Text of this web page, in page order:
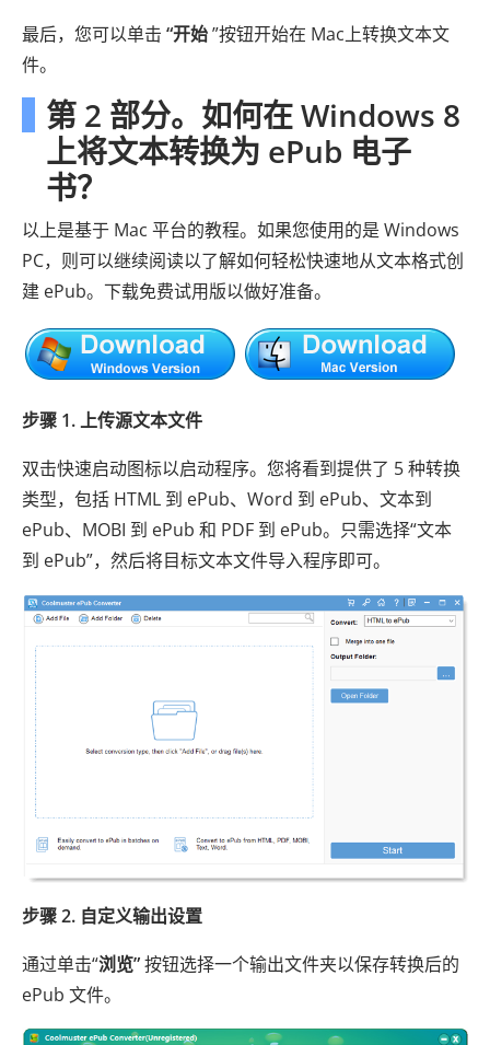
最后，您可以单击 “开始”按钮开始在 Mac上转换文本文
件。
第 2 部分。如何在 Windows 8
上将文本转换为 ePub 电子
书？
以上是基于 Mac 平台的教程。如果您使用的是 Windows
PC，则可以继续阅读以了解如何轻松快速地从文本格式创
建 ePub。下载免费试用版以做好准备。
步骤 1. 上传源文本文件
双击快速启动图标以启动程序。您将看到提供了 5 种转换
类型，包括 HTML 到 ePub、Word 到 ePub、文本到
ePub、MOBI 到 ePub 和 PDF 到 ePub。只需选择“文本
到 ePub”，然后将目标文本文件导入程序即可。
步骤 2. 自定义输出设置
通过单击“浏览”按钮选择一个输出文件夹以保存转换后的
ePub 文件。